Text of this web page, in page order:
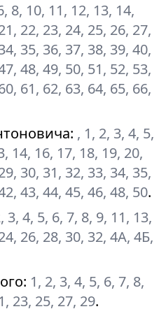
8, 10, 11, 12, 13, 14,
22, 23, 24, 25, 26, 27,
35, 36, 37, 38, 39, 40,
48, 49, 50, 51, 52, 53,
61, 62, 63, 64, 65, 66,
: , 1, 2, 3, 4, 5,
14, 16, 17, 18, 19, 20,
30, 31, 32, 33, 34, 35,
43, 44, 45, 46, 48, 50.
3, 4, 5, 6, 7, 8, 9, 11, 13,
26, 28, 30, 32, 4А, 4Б,
: 1, 2, 3, 4, 5, 6, 7, 8,
23, 25, 27, 29.